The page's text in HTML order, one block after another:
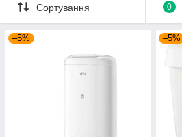
Сортування 0
–5% –5%